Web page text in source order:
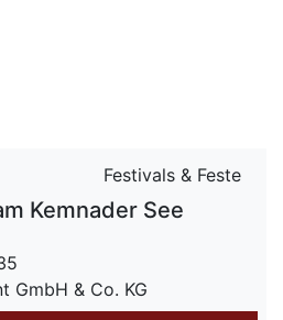
Festivals & Feste
Kemnader See
GmbH & Co. KG